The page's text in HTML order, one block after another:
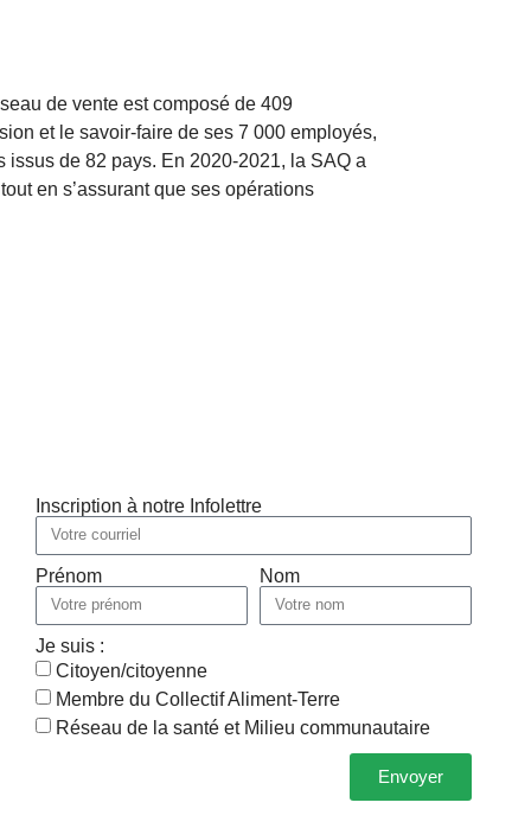
de vente est composé de 409
et le savoir-faire de ses 7 000 employés,
issus de 82 pays. En 2020-2021, la SAQ a
en s’assurant que ses opérations
Inscription à notre Infolettre
Prénom Nom
Je suis :
Citoyen/citoyenne
Membre du Collectif Aliment-Terre
Réseau de la santé et Milieu communautaire
Envoyer